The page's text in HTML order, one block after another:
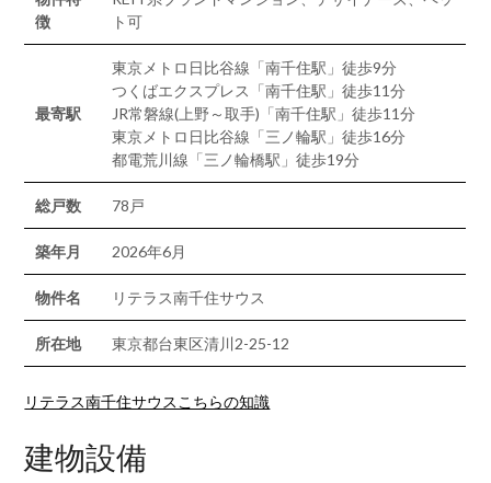
徴
ト可
最寄駅
東京メトロ日比谷線「南千住駅」徒歩9分
つくばエクスプレス「南千住駅」徒歩11分
JR常磐線(上野～取手)「南千住駅」徒歩11分
東京メトロ日比谷線「三ノ輪駅」徒歩16分
都電荒川線「三ノ輪橋駅」徒歩19分
総戸数 78戸
築年月 2026年6月
物件名 リテラス南千住サウス
所在地 東京都台東区清川2-25-12
リテラス南千住サウスこちらの知識
建物設備